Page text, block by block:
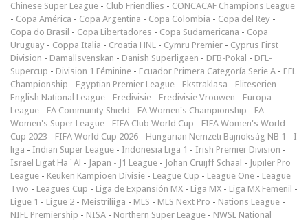
Chinese Super League - Club Friendlies - CONCACAF Champions League
- Copa América - Copa Argentina - Copa Colombia - Copa del Rey -
Copa do Brasil - Copa Libertadores - Copa Sudamericana - Copa
Uruguay - Coppa Italia - Croatia HNL - Cymru Premier - Cyprus First
Division - Damallsvenskan - Danish Superligaen - DFB-Pokal - DFL-
Supercup - Division 1 Féminine - Ecuador Primera Categoría Serie A - EFL
Championship - Egyptian Premier League - Ekstraklasa - Eliteserien -
English National League - Eredivisie - Eredivisie Vrouwen - Europa
League - FA Community Shield - FA Women's Championship - FA
Women's Super League - FIFA Club World Cup - FIFA Women's World
Cup 2023 - FIFA World Cup 2026 - Hungarian Nemzeti Bajnokság NB 1 - I
liga - Indian Super League - Indonesia Liga 1 - Irish Premier Division -
Israel Ligat Ha`Al - Japan - J1 League - Johan Cruijff Schaal - Jupiler Pro
League - Keuken Kampioen Divisie - League Cup - League One - League
Two - Leagues Cup - Liga de Expansión MX - Liga MX - Liga MX Femenil -
Ligue 1 - Ligue 2 - Meistriliiga - MLS - MLS Next Pro - Nations League -
NIFL Premiership - NISA - Northern Super League - NWSL National